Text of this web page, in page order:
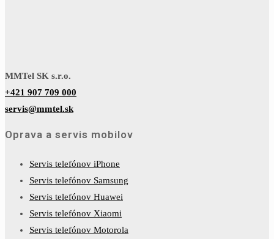
MMTel SK s.r.o.
+421 907 709 000
servis@mmtel.sk
Oprava a servis mobilov
Servis telefónov iPhone
Servis telefónov Samsung
Servis telefónov Huawei
Servis telefónov Xiaomi
Servis telefónov Motorola